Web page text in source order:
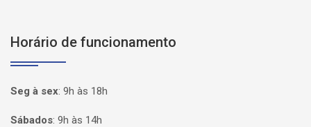
Horário de funcionamento
Seg à sex: 9h às 18h
Sábados: 9h às 14h